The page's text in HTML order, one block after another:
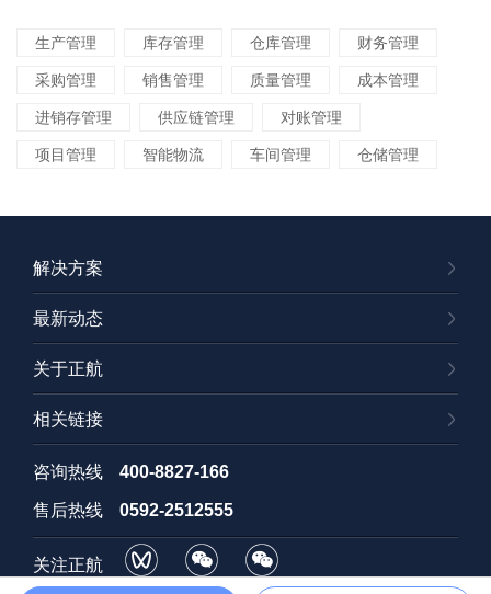
生产管理 库存管理 仓库管理 财务管理
采购管理 销售管理 质量管理 成本管理
进销存管理 供应链管理 对账管理
项目管理 智能物流 车间管理 仓储管理
解决方案
最新动态
关于正航
相关链接
咨询热线 400-8827-166
售后热线 0592-2512555
关注正航
视频号 订阅号 招聘号